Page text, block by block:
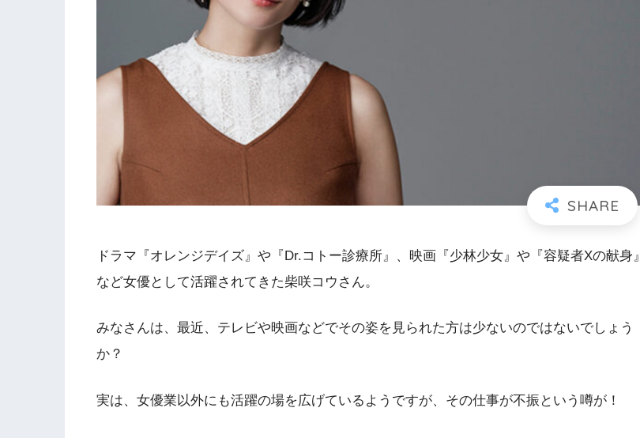
ドラマ『オレンジデイズ』や『Dr.コトー診療所』、映画『少林少女』や『容疑者Xの献身』
など女優として活躍されてきた柴咲コウさん。
みなさんは、最近、テレビや映画などでその姿を見られた方は少ないのではないでしょう
か？
実は、女優業以外にも活躍の場を広げているようですが、その仕事が不振という噂が！